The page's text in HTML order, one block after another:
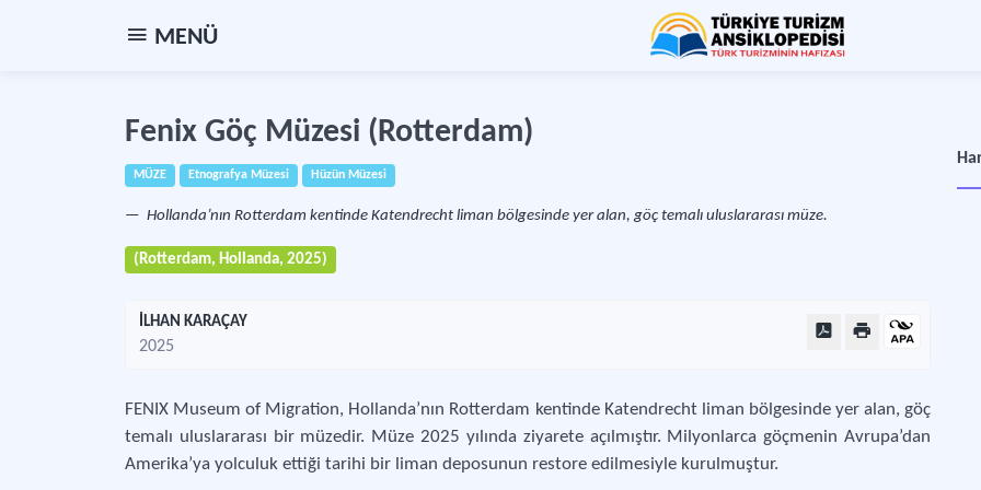
MENÜ
Fenix Göç Müzesi (Rotterdam)
MÜZE Etnografya Müzesi Hüzün Müzesi
Hollanda’nın Rotterdam kentinde Katendrecht liman bölgesinde yer alan, göç temalı uluslararası müze.
(Rotterdam, Hollanda, 2025)
İLHAN KARAÇAY
2025
FENIX Museum of Migration, Hollanda’nın Rotterdam kentinde Katendrecht liman bölgesinde yer alan, göç
temalı uluslararası bir müzedir. Müze 2025 yılında ziyarete açılmıştır. Milyonlarca göçmenin Avrupa’dan
Amerika’ya yolculuk ettiği tarihi bir liman deposunun restore edilmesiyle kurulmuştur.